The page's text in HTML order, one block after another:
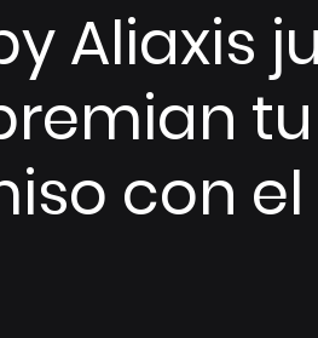
Aliaxis
tu
con